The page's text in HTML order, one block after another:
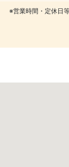
※営業時間・定休日